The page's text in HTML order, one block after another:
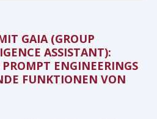
GAIA (GROUP
ASSISTANT):
ENGINEERINGS
FUNKTIONEN VON